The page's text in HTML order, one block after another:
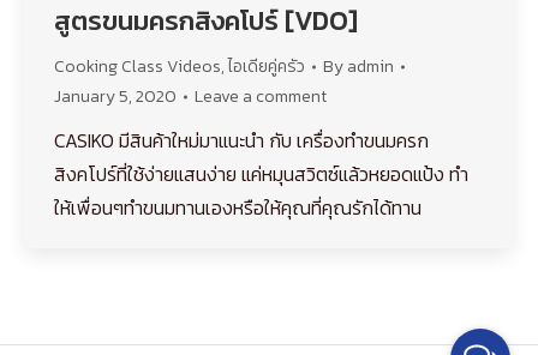
สูตรขนมครกสิงคโปร์ [VDO]
Cooking Class Videos,ไอเดียคู่ครัว Byadmin
January 5, 2020
Leave a comment
CASIKO มีสินค้าใหม่มาแนะนำ กับ เครื่องทำขนมครก
สิงคโปร์ที่ใช้ง่ายแสนง่าย แค่หมุนสวิตซ์แล้วหยอดแป้ง ทำ
ให้เพื่อนๆทำขนมทานเองหรือให้คุณที่คุณรักได้ทาน